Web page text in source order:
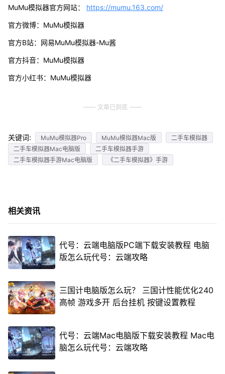
MuMu模拟器官方网站： https://mumu.163.com/
官方微博：MuMu模拟器
官方B站：网易MuMu模拟器-Mu酱
官方抖音：MuMu模拟器
官方小红书：MuMu模拟器
文章已到底
关键词: MuMu模拟器Pro MuMu模拟器Mac版
二手车模拟器
二手车模拟器Mac电脑版
二手车模拟器手游
二手车模拟器手游Mac电脑版
《二手车模拟器》手游
相关资讯
代号：云端电脑版PC端下载安装教程 电脑
版怎么玩代号：云端攻略
三国计电脑版怎么玩？ 三国计性能优化240
高帧 游戏多开 后台挂机 按键设置教程
代号：云端Mac电脑版下载安装教程 Mac电
脑怎么玩代号：云端攻略